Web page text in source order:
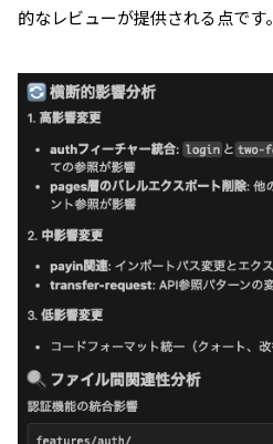
的なレビューが提供される点です。